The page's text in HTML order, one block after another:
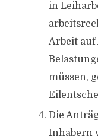
in
Arbeit auf
müssen,
Die
Inhabern